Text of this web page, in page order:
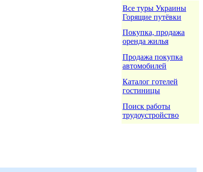
Все туры Украины
Горящие путёвки
Покупка, продажа
оренда жилья
Продажа покупка
автомобилей
Каталог готелей
гостиницы
Поиск работы
трудоустройство